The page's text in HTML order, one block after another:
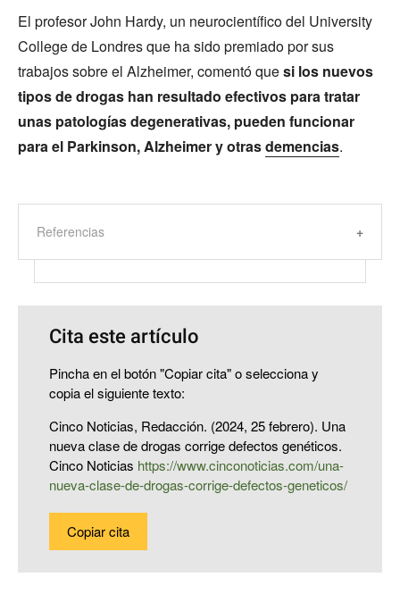
El profesor John Hardy, un neurocientífico del University
College de Londres que ha sido premiado por sus
trabajos sobre el Alzheimer, comentó quesi los nuevos
tipos de drogas han resultado efectivos para tratar
unas patologías degenerativas, pueden funcionar
para el Parkinson, Alzheimer y otrasdemencias.
Referencias
Cita este artículo
Pincha en el botón "Copiar cita" o selecciona y
copia el siguiente texto:
Cinco Noticias, Redacción. (2024, 25 febrero). Una
nueva clase de drogas corrige defectos genéticos.
Cinco Noticias https://www.cinconoticias.com/una-
nueva-clase-de-drogas-corrige-defectos-geneticos/
Copiar cita